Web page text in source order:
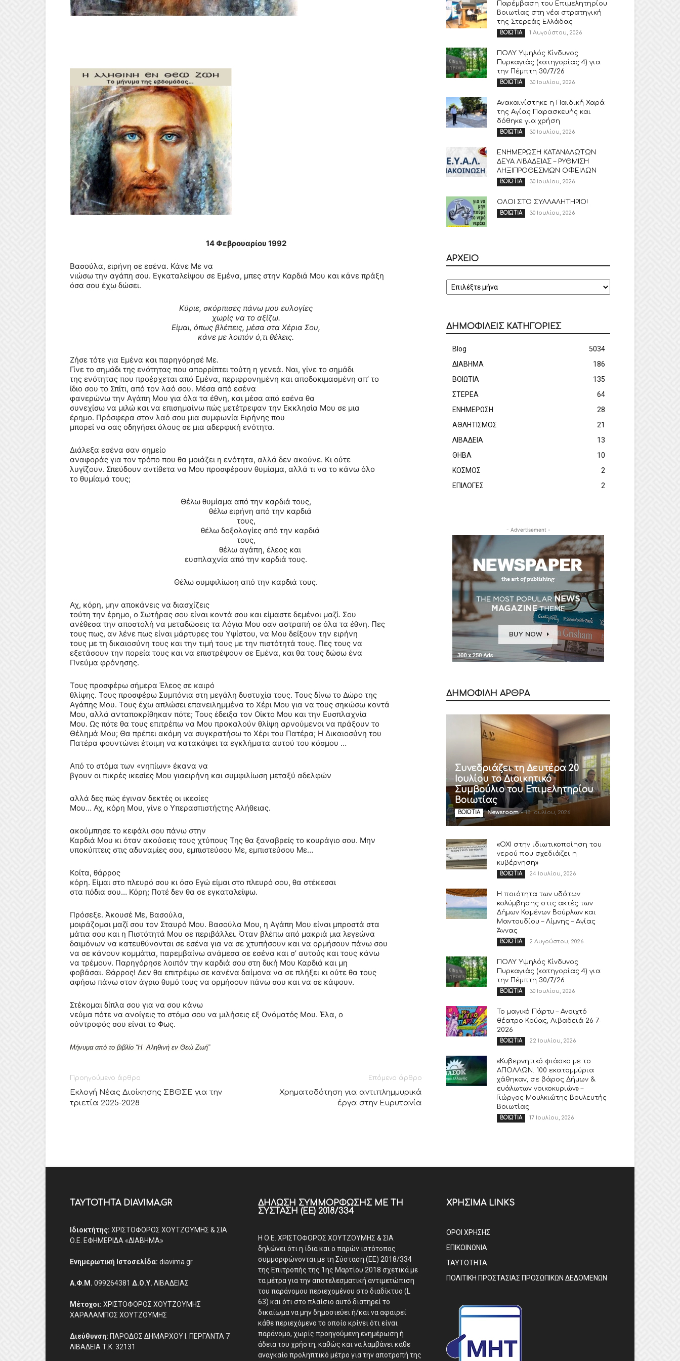
14 Φεβρουαρίου 1992
Βασούλα, ειρήνη σε εσένα. Κάνε Με να
νιώσω την αγάπη σου. Εγκαταλείψου σε Εμένα, μπες στην Καρδιά Μου και κάνε πράξη
όσα σου έχω δώσει.
Κύριε, σκόρπισες πάνω μου ευλογίες
χωρίς να το αξίζω.
Είμαι, όπως βλέπεις, μέσα στα Χέρια Σου,
κάνε με λοιπόν ό,τι θέλεις.
Ζήσε τότε για Εμένα και παρηγόρησέ Με.
Γίνε το σημάδι της ενότητας που απορρίπτει τούτη η γενεά. Ναι, γίνε το σημάδι
της ενότητας που προέρχεται από Εμένα, περιφρονημένη και αποδοκιμασμένη απ’ το
ίδιο σου το Σπίτι, από τον λαό σου. Μέσα από εσένα
φανερώνω την Αγάπη Μου για όλα τα έθνη, και μέσα από εσένα θα
συνεχίσω να μιλώ και να επισημαίνω πώς μετέτρεψαν την Εκκλησία Μου σε μια
έρημο. Πρόσφερα στον λαό σου μια συμφωνία Ειρήνης που
μπορεί να σας οδηγήσει όλους σε μια αδερφική ενότητα.
Διάλεξα εσένα σαν σημείο
αναφοράς για τον τρόπο που θα μοιάζει η ενότητα, αλλά δεν ακούνε. Κι ούτε
λυγίζουν. Σπεύδουν αντίθετα να Μου προσφέρουν θυμίαμα, αλλά τι να το κάνω όλο
το θυμίαμά τους;
Θέλω θυμίαμα από την καρδιά τους,
θέλω ειρήνη από την καρδιά
τους,
θέλω δοξολογίες από την καρδιά
τους,
θέλω αγάπη, έλεος και
ευσπλαχνία από την καρδιά τους.
Θέλω συμφιλίωση από την καρδιά τους.
Αχ, κόρη, μην αποκάνεις να διασχίζεις
τούτη την έρημο, ο Σωτήρας σου είναι κοντά σου και είμαστε δεμένοι μαζί. Σου
ανέθεσα την αποστολή να μεταδώσεις τα Λόγια Μου σαν αστραπή σε όλα τα έθνη. Πες
τους πως, αν λένε πως είναι μάρτυρες του Υψίστου, να Μου δείξουν την ειρήνη
τους με τη δικαιοσύνη τους και την τιμή τους με την πιστότητά τους. Πες τους να
εξετάσουν την πορεία τους και να επιστρέψουν σε Εμένα, και θα τους δώσω ένα
Πνεύμα φρόνησης.
Τους προσφέρω σήμερα Έλεος σε καιρό
θλίψης. Τους προσφέρω Συμπόνια στη μεγάλη δυστυχία τους. Τους δίνω το Δώρο της
Αγάπης Μου. Τους έχω απλώσει επανειλημμένα το Χέρι Μου για να τους σηκώσω κοντά
Μου, αλλά ανταποκρίθηκαν πότε; Τους έδειξα τον Οίκτο Μου και την Ευσπλαχνία
Μου. Ως πότε θα τους επιτρέπω να Μου προκαλούν θλίψη αρνούμενοι να πράξουν το
Θέλημά Μου; Θα πρέπει ακόμη να συγκρατήσω το Χέρι του Πατέρα; Η Δικαιοσύνη του
Πατέρα φουντώνει έτοιμη να κατακάψει τα εγκλήματα αυτού του κόσμου …
Από το στόμα των «νηπίων» έκανα να
βγουν οι πικρές ικεσίες Μου γιαειρήνη και συμφιλίωση μεταξύ αδελφών
αλλά δες πώς έγιναν δεκτές οι ικεσίες
Μου… Αχ, κόρη Μου, γίνε ο Υπερασπιστήςτης Αλήθειας.
ακούμπησε το κεφάλι σου πάνω στην
Καρδιά Μου κι όταν ακούσεις τους χτύπους Της θα ξαναβρείς το κουράγιο σου. Μην
υποκύπτεις στις αδυναμίες σου, εμπιστεύσου Με, εμπιστεύσου Με…
Κοίτα, θάρρος
κόρη. Είμαι στο πλευρό σου κι όσο Εγώ είμαι στο πλευρό σου, θα στέκεσαι
στα πόδια σου… Κόρη; Ποτέ δεν θα σε εγκαταλείψω.
Πρόσεξε. Άκουσέ Με, Βασούλα,
μοιράζομαι μαζί σου τον Σταυρό Μου. Βασούλα Μου, η Αγάπη Μου είναι μπροστά στα
μάτια σου και η Πιστότητά Μου σε περιβάλλει. Όταν βλέπω από μακριά μια λεγεώνα
δαιμόνων να κατευθύνονται σε εσένα για να σε χτυπήσουν και να ορμήσουν πάνω σου
να σε κάνουν κομμάτια, παρεμβαίνω ανάμεσα σε εσένα και σ’ αυτούς και τους κάνω
να τρέμουν. Παρηγόρησε λοιπόν την καρδιά σου στη δική Μου Καρδιά και μη
φοβάσαι. Θάρρος! Δεν θα επιτρέψω σε κανένα δαίμονα να σε πλήξει κι ούτε θα τους
αφήσω πάνω στον άγριο θυμό τους να ορμήσουν πάνω σου και να σε κάψουν.
Στέκομαι δίπλα σου για να σου κάνω
νεύμα πότε να ανοίγεις το στόμα σου να μιλήσεις εξ Ονόματός Μου. Έλα, ο
σύντροφός σου είναι το Φως.
Μήνυμα από το βιβλίο “Η Αληθινή εν Θεώ Ζωή”
Προηγούμενο άρθρο
Εκλογή Νέας Διοίκησης ΣΒΘΣΕ για την
τριετία 2025-2028
Επόμενο άρθρο
Χρηματοδότηση για αντιπλημμυρικά
έργα στην Ευρυτανία
Παρέμβαση του Επιμελητηρίου
Βοιωτίας στη νέα στρατηγική
της Στερεάς Ελλάδας
ΒΟΙΩΤΙΑ 1 Αυγούστου, 2026
ΠΟΛΥ Υψηλός Κίνδυνος
Πυρκαγιάς (κατηγορίας 4) για
την Πέμπτη 30/7/26
ΒΟΙΩΤΙΑ 30 Ιουλίου, 2026
Ανακαινίστηκε η Παιδική Χαρά
της Αγίας Παρασκευής και
δόθηκε για χρήση
ΒΟΙΩΤΙΑ 30 Ιουλίου, 2026
ΕΝΗΜΕΡΩΣΗ ΚΑΤΑΝΑΛΩΤΩΝ
ΔΕΥΑ ΛΙΒΑΔΕΙΑΣ – ΡΥΘΜΙΣΗ
ΛΗΞΙΠΡΟΘΕΣΜΩΝ ΟΦΕΙΛΩΝ
ΒΟΙΩΤΙΑ 30 Ιουλίου, 2026
ΟΛΟΙ ΣΤΟ ΣΥΛΛΑΛΗΤΗΡΙΟ!
ΒΟΙΩΤΙΑ 30 Ιουλίου, 2026
ΑΡΧΕΙΟ
ΔΗΜΟΦΙΛΕΙΣ ΚΑΤΗΓΟΡΙΕΣ
Blog
5034
ΔΙΑΒΗΜΑ
186
ΒΟΙΩΤΙΑ
135
ΣΤΕΡΕΑ
64
ΕΝΗΜΕΡΩΣΗ
28
ΑΘΛΗΤΙΣΜΟΣ
21
ΛΙΒΑΔΕΙΑ
13
ΘΗΒΑ
10
ΚΟΣΜΟΣ
2
ΕΠΙΛΟΓΕΣ
2
- Advertisement -
ΔΗΜΟΦΙΛΗ ΑΡΘΡΑ
Συνεδριάζει τη Δευτέρα 20
Ιουλίου το Διοικητικό
Συμβούλιο του Επιμελητηρίου
Βοιωτίας
ΒΟΙΩΤΙΑ Newsroom - 18 Ιουλίου, 2026
«ΟΧΙ στην ιδιωτικοποίηση του
νερού που σχεδιάζει η
κυβέρνηση»
ΒΟΙΩΤΙΑ 24 Ιουλίου, 2026
Η ποιότητα των υδάτων
κολύμβησης στις ακτές των
Δήμων Καμένων Βούρλων και
Μαντουδίου – Λίμνης – Αγίας
Άννας
ΒΟΙΩΤΙΑ 2 Αυγούστου, 2026
ΠΟΛΥ Υψηλός Κίνδυνος
Πυρκαγιάς (κατηγορίας 4) για
την Πέμπτη 30/7/26
ΒΟΙΩΤΙΑ 30 Ιουλίου, 2026
Το μαγικό Πάρτυ – Ανοιχτό
θέατρο Κρύας, Λιβαδειά 26-7-
2026
ΒΟΙΩΤΙΑ 22 Ιουλίου, 2026
«Κυβερνητικό φιάσκο με το
ΑΠΟΛΛΩΝ. 100 εκατομμύρια
χάθηκαν, σε βάρος Δήμων &
ευάλωτων νοικοκυριών» –
Γιώργος Μουλκιώτης Βουλευτής
Βοιωτίας
ΒΟΙΩΤΙΑ 17 Ιουλίου, 2026
ΤΑΥΤΟΤΗΤΑ DIAVIMA.GR
Ιδιοκτήτης: ΧΡΙΣΤΟΦΟΡΟΣ ΧΟΥΤΖΟΥΜΗΣ & ΣΙΑ
Ο.Ε. ΕΦΗΜΕΡΙΔΑ «ΔΙΑΒΗΜΑ»
Ενημερωτική Ιστοσελίδα: diavima.gr
Α.Φ.Μ. 099264381 Δ.Ο.Υ. ΛΙΒΑΔΕΙΑΣ
Μέτοχοι: ΧΡΙΣΤΟΦΟΡΟΣ ΧΟΥΤΖΟΥΜΗΣ
ΧΑΡΑΛΑΜΠΟΣ ΧΟΥΤΖΟΥΜΗΣ
Διεύθυνση: ΠΑΡΟΔΟΣ ΔΗΜΑΡΧΟΥ Ι. ΠΕΡΓΑΝΤΑ 7
ΛΙΒΑΔΕΙΑ Τ.Κ. 32131
ΔΉΛΩΣΗ ΣΥΜΜΌΡΦΩΣΗΣ ΜΕ ΤΗ
ΣΎΣΤΑΣΗ (ΕΕ) 2018/334
Η Ο.Ε. ΧΡΙΣΤΟΦΟΡΟΣ ΧΟΥΤΖΟΥΜΗΣ & ΣΙΑ
δηλώνει ότι η ίδια και ο παρών ιστότοπος
συμμορφώνονται με τη Σύσταση (ΕΕ) 2018/334
της Επιτροπής της 1ης Μαρτίου 2018 σχετικά με
τα μέτρα για την αποτελεσματική αντιμετώπιση
του παράνομου περιεχομένου στο διαδίκτυο (L
63) και ότι στο πλαίσιο αυτό διατηρεί το
δικαίωμα να μην δημοσιεύει ή/και να αφαιρεί
κάθε περιεχόμενο το οποίο κρίνει ότι είναι
παράνομο, χωρίς προηγούμενη ενημέρωση ή
άδεια του χρήστη, καθώς και να λαμβάνει κάθε
αναγκαίο προληπτικό μέτρο για την αποτροπή της
ΧΡΗΣΙΜΑ LINKS
ΟΡΟΙ ΧΡΗΣΗΣ
ΕΠΙΚΟΙΝΩΝΙΑ
ΤΑΥΤΟΤΗΤΑ
ΠΟΛΙΤΙΚΗ ΠΡΟΣΤΑΣΙΑΣ ΠΡΟΣΩΠΙΚΩΝ ΔΕΔΟΜΕΝΩΝ